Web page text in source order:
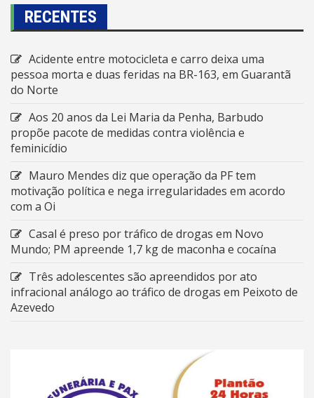
RECENTES
Acidente entre motocicleta e carro deixa uma
pessoa morta e duas feridas na BR-163, em Guarantã
do Norte
Aos 20 anos da Lei Maria da Penha, Barbudo
propõe pacote de medidas contra violência e
feminicídio
Mauro Mendes diz que operação da PF tem
motivação política e nega irregularidades em acordo
com a Oi
Casal é preso por tráfico de drogas em Novo
Mundo; PM apreende 1,7 kg de maconha e cocaína
Três adolescentes são apreendidos por ato
infracional análogo ao tráfico de drogas em Peixoto de
Azevedo